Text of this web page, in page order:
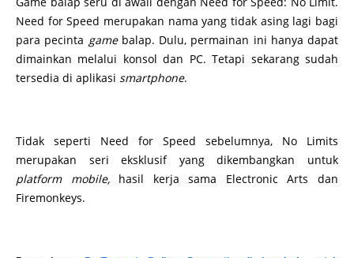
Need for Speed merupakan nama yang tidak asing lagi bagi
para pecinta gamebalap. Dulu, permainan ini hanya dapat
dimainkan melalui konsol dan PC. Tetapi sekarang sudah
tersedia di aplikasi smartphone.
Tidak seperti Need for Speed sebelumnya, No Limits
merupakan seri eksklusif yang dikembangkan untuk
platform mobile,hasil kerja sama Electronic Arts dan
Firemonkeys.